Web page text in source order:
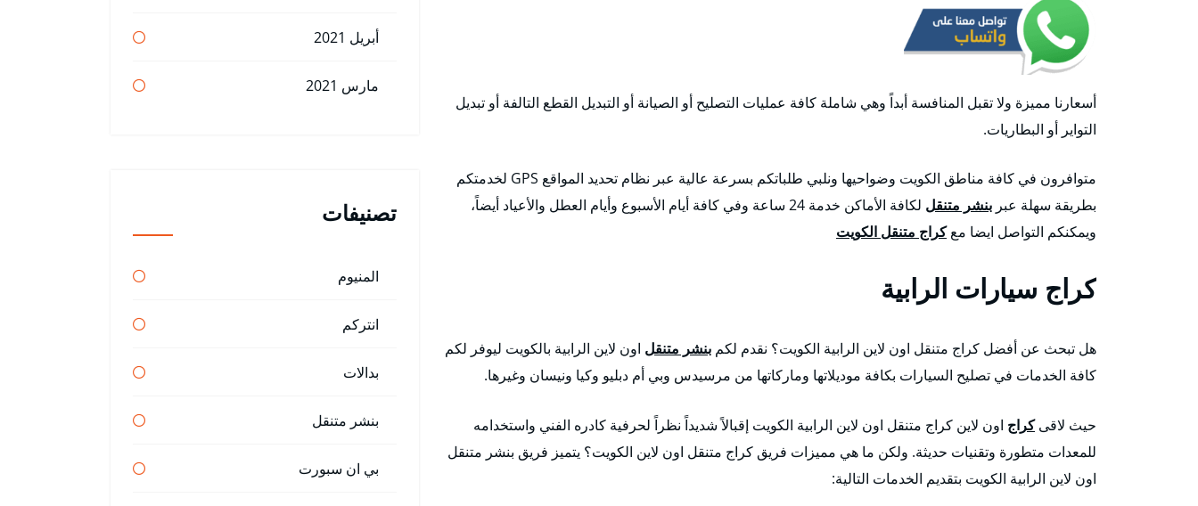
أسعارنا مميزة ولا تقبل المنافسة أبداً وهي شاملة كافة عمليات التصليح أو الصيانة أو التبديل القطع التالفة أو تبديل
التواير أو البطاريات.
متوافرون في كافة مناطق الكويت وضواحيها ونلبي طلباتكم بسرعة عالية عبر نظام تحديد المواقع GPS لخدمتكم
بطريقة سهلة عبر بنشر متنقل
لكافة الأماكن خدمة 24 ساعة وفي كافة أيام الأسبوع وأيام العطل والأعياد أيضاً،
ويمكنكم التواصل ايضا معكراج متنقل الكويت
كراج سيارات الرابية
هل تبحث عن أفضل كراج متنقل اون لاين الرابية الكويت؟ نقدم لكم بنشر متنقل اون لاين الرابية بالكويت ليوفر لكم
كافة الخدمات في تصليح السيارات بكافة موديلاتها وماركاتها من مرسيدس وبي أم دبليو وكيا ونيسان وغيرها.
حيث لاقىكراج اون لاين كراج متنقل اون لاين الرابية الكويت إقبالاً شديداً نظراً لحرفية كادره الفني واستخدامه
للمعدات متطورة وتقنيات حديثة. ولكن ما هي مميزات فريق كراج متنقل اون لاين الكويت؟ يتميز فريق بنشر متنقل
اون لاين الرابية الكويت بتقديم الخدمات التالية:
أبريل 2021
مارس 2021
تصنيفات
المنيوم
انتركم
بدالات
بنشر متنقل
بي ان سبورت